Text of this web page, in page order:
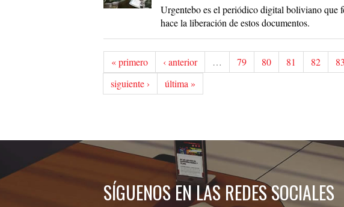
Urgentebo es el periódico digital boliviano que
hace la liberación de estos documentos.
« primero ‹ anterior … 79 80 81 82 83
siguiente ›
última »
SÍGUENOS EN LAS REDES SOCIALES